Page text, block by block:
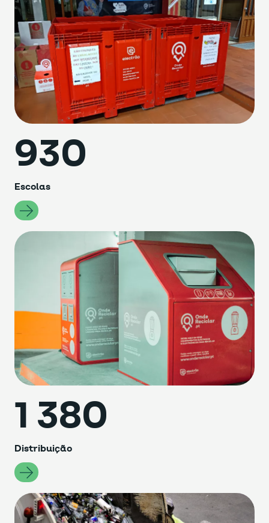
930
Escolas
1 380
Distribuição